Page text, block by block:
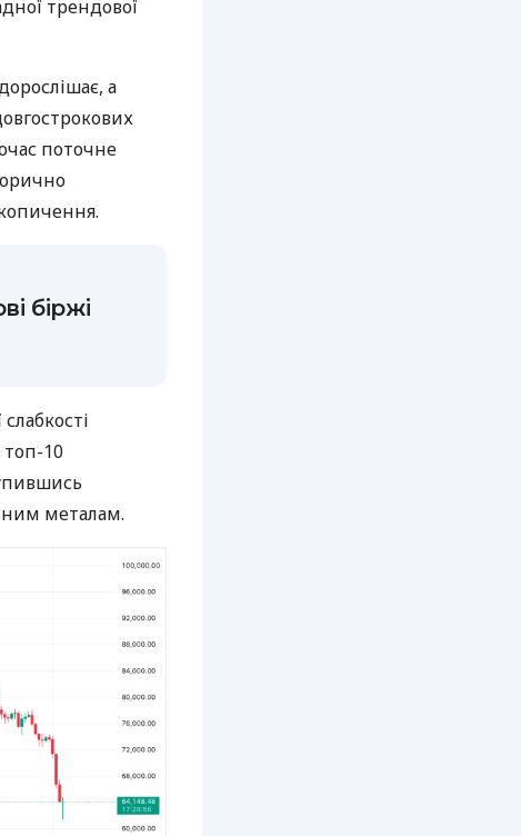
трендової
а
поточне
біржі
топ-10
металам.